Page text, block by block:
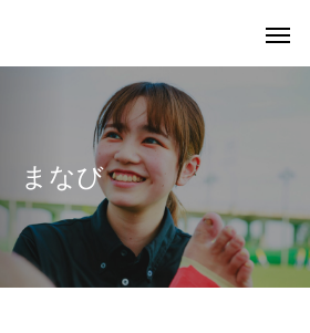
まなび